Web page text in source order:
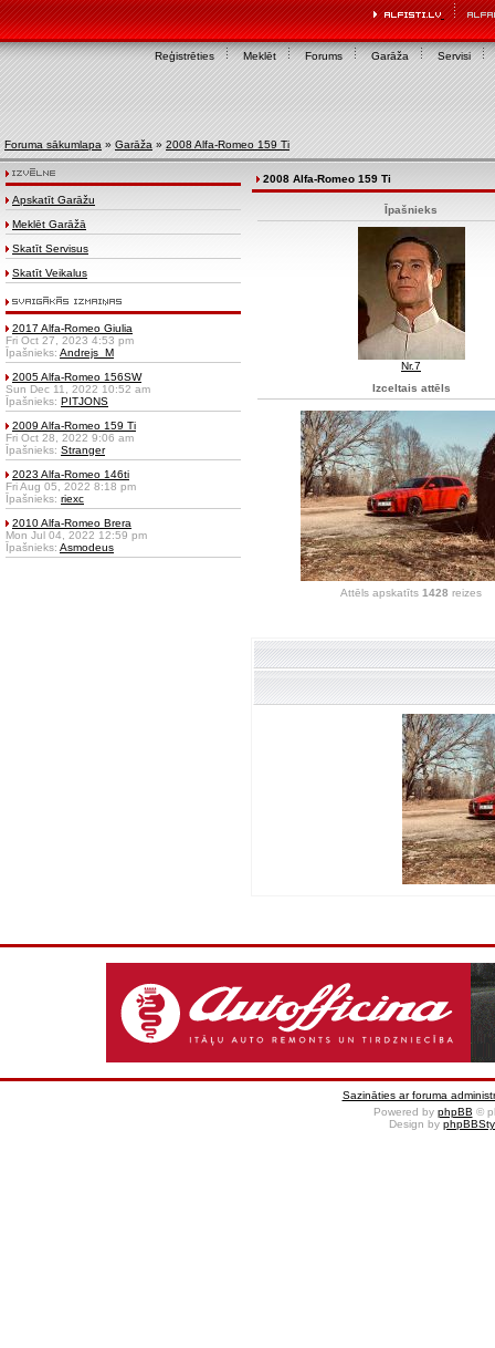
Reģistrēties Meklēt Forums Garāža Servisi
Foruma sākumlapa » Garāža » 2008 Alfa-Romeo 159 Ti
Apskatīt Garāžu
Meklēt Garāžā
Skatīt Servisus
Skatīt Veikalus
2017 Alfa-Romeo Giulia
Fri Oct 27, 2023 4:53 pm
Īpašnieks: Andrejs_M
2005 Alfa-Romeo 156SW
Sun Dec 11, 2022 10:52 am
Īpašnieks: PITJONS
2009 Alfa-Romeo 159 Ti
Fri Oct 28, 2022 9:06 am
Īpašnieks: Stranger
2023 Alfa-Romeo 146ti
Fri Aug 05, 2022 8:18 pm
Īpašnieks: riexc
2010 Alfa-Romeo Brera
Mon Jul 04, 2022 12:59 pm
Īpašnieks: Asmodeus
2008 Alfa-Romeo 159 Ti
Īpašnieks
Nr.7
Izceltais attēls
Attēls apskatīts 1428 reizes
Sazināties ar foruma
Powered by phpBB ©
Design by